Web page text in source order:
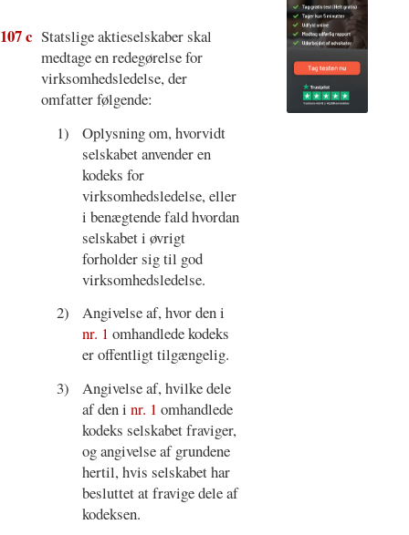
c Statslige aktieselskaber skal
medtage en redegørelse for
virksomhedsledelse, der
omfatter følgende:
1)
Oplysning om, hvorvidt
selskabet anvender en
kodeks for
virksomhedsledelse, eller
i benægtende fald hvordan
selskabet i øvrigt
forholder sig til god
virksomhedsledelse.
2)
Angivelse af, hvor den i
nr. 1 omhandlede kodeks
er offentligt tilgængelig.
3)
Angivelse af, hvilke dele
af den inr. 1 omhandlede
kodeks selskabet fraviger,
og angivelse af grundene
hertil, hvis selskabet har
besluttet at fravige dele af
kodeksen.